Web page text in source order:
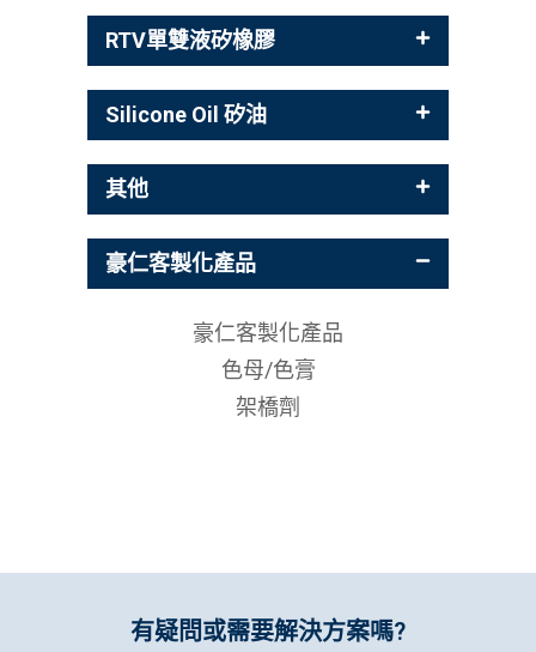
RTV單雙液矽橡膠
Silicone Oil 矽油
其他
豪仁客製化產品
豪仁客製化產品
色母/色膏
架橋劑
有疑問或需要解決方案嗎?